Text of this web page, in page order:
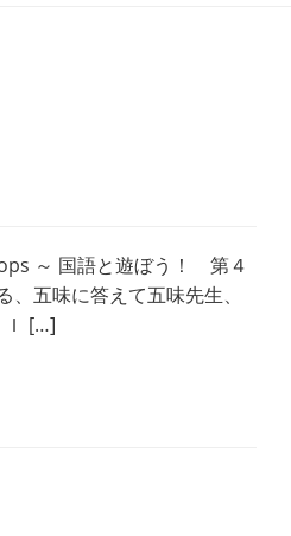
～ 国語と遊ぼう！ 第４
五味に答えて五味先生、
Ｉ […]